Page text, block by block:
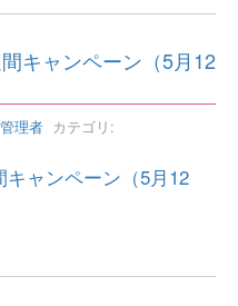
キャンペーン（5月12
理者 カテゴリ:
ャンペーン（5月12